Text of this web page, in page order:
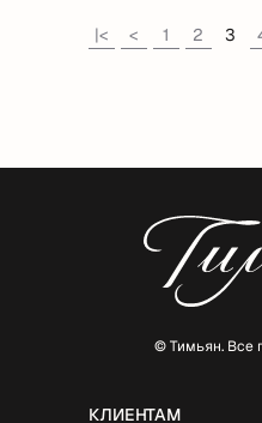
|< < 1 2 3
© Тимьян. Все
КЛИЕНТАМ